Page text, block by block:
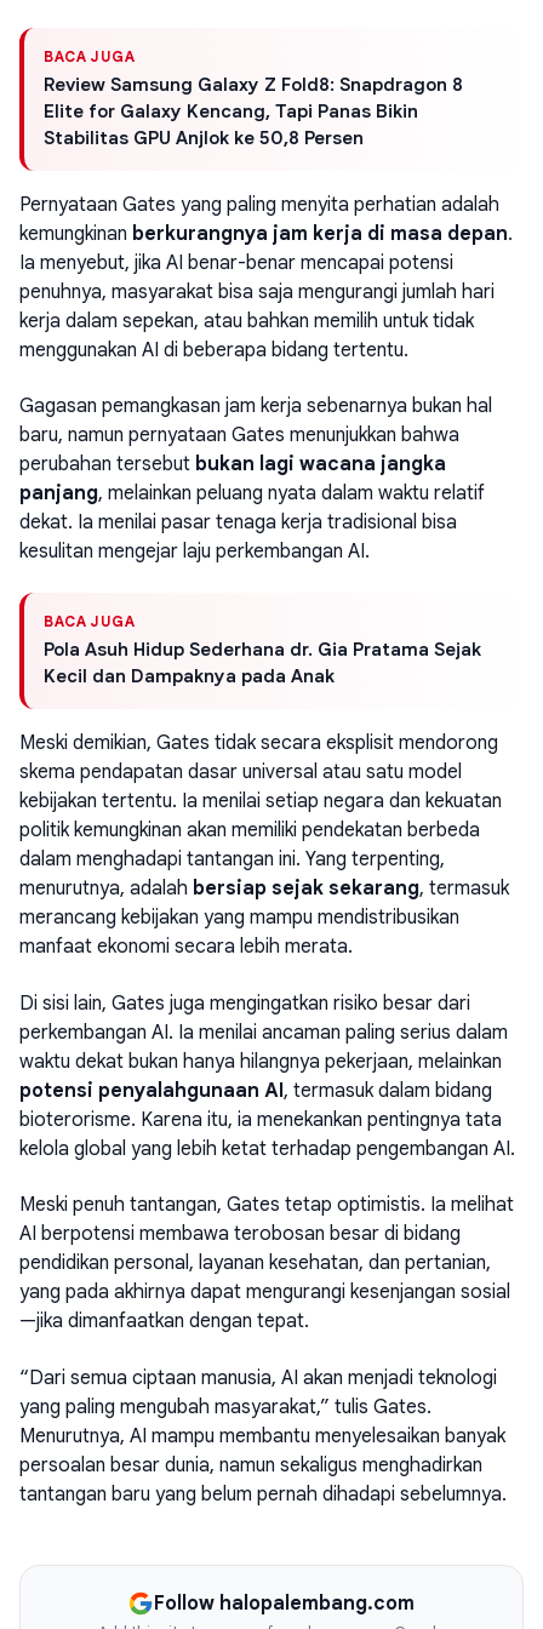
BACA JUGA
Review Samsung Galaxy Z Fold8: Snapdragon 8
Elite for Galaxy Kencang, Tapi Panas Bikin
Stabilitas GPU Anjlok ke 50,8 Persen
Pernyataan Gates yang paling menyita perhatian adalah
kemungkinan berkurangnya jam kerja di masa depan.
Ia menyebut, jika AI benar-benar mencapai potensi
penuhnya, masyarakat bisa saja mengurangi jumlah hari
kerja dalam sepekan, atau bahkan memilih untuk tidak
menggunakan AI di beberapa bidang tertentu.
Gagasan pemangkasan jam kerja sebenarnya bukan hal
baru, namun pernyataan Gates menunjukkan bahwa
perubahan tersebut bukan lagi wacana jangka
panjang, melainkan peluang nyata dalam waktu relatif
dekat. Ia menilai pasar tenaga kerja tradisional bisa
kesulitan mengejar laju perkembangan AI.
BACA JUGA
Pola Asuh Hidup Sederhana dr. Gia Pratama Sejak
Kecil dan Dampaknya pada Anak
Meski demikian, Gates tidak secara eksplisit mendorong
skema pendapatan dasar universal atau satu model
kebijakan tertentu. Ia menilai setiap negara dan kekuatan
politik kemungkinan akan memiliki pendekatan berbeda
dalam menghadapi tantangan ini. Yang terpenting,
menurutnya, adalah bersiap sejak sekarang, termasuk
merancang kebijakan yang mampu mendistribusikan
manfaat ekonomi secara lebih merata.
Di sisi lain, Gates juga mengingatkan risiko besar dari
perkembangan AI. Ia menilai ancaman paling serius dalam
waktu dekat bukan hanya hilangnya pekerjaan, melainkan
potensi penyalahgunaan AI, termasuk dalam bidang
bioterorisme. Karena itu, ia menekankan pentingnya tata
kelola global yang lebih ketat terhadap pengembangan AI.
Meski penuh tantangan, Gates tetap optimistis. Ia melihat
AI berpotensi membawa terobosan besar di bidang
pendidikan personal, layanan kesehatan, dan pertanian,
yang pada akhirnya dapat mengurangi kesenjangan sosial
—jika dimanfaatkan dengan tepat.
“Dari semua ciptaan manusia, AI akan menjadi teknologi
yang paling mengubah masyarakat,” tulis Gates.
Menurutnya, AI mampu membantu menyelesaikan banyak
persoalan besar dunia, namun sekaligus menghadirkan
tantangan baru yang belum pernah dihadapi sebelumnya.
Follow halopalembang.com